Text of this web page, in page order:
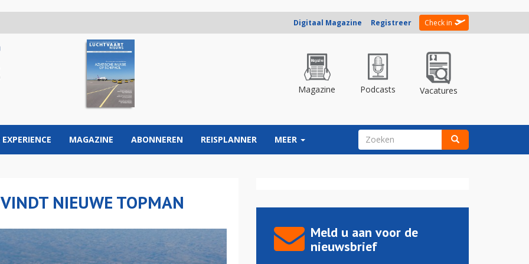
Digitaal Magazine Registreer Check in
Magazine Podcasts Vacatures
EXPERIENCE MAGAZINE ABONNEREN REISPLANNER MEER ZOEKVELD
NIEUWE TOPMAN
Meld u aan voor de
nieuwsbrief